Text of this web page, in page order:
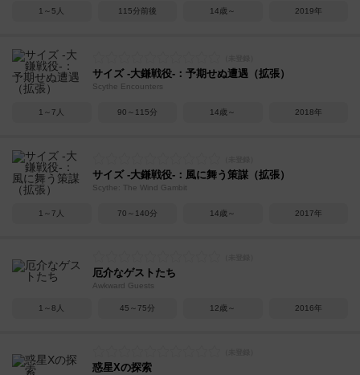
1～5人 115分前後 14歳～ 2019年
サイズ -大鎌戦役-：予期せぬ遭遇（拡張）
Scythe Encounters
1～7人 90～115分 14歳～ 2018年
サイズ -大鎌戦役-：風に舞う策謀（拡張）
Scythe: The Wind Gambit
1～7人 70～140分 14歳～ 2017年
厄介なゲストたち
Awkward Guests
1～8人 45～75分 12歳～ 2016年
惑星Xの探索